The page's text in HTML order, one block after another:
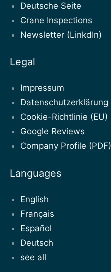
Deutsche Seite
Crane Inspections
Newsletter (LinkdIn)
Legal
Impressum
Datenschutzerklärung
Cookie-Richtlinie (EU)
Google Reviews
Company Profile (PDF)
Languages
English
Français
Español
Deutsch
see all